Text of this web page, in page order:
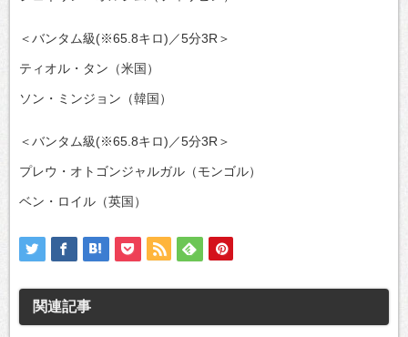
＜バンタム級(※65.8キロ)／5分3R＞
ティオル・タン（米国）
ソン・ミンジョン（韓国）
＜バンタム級(※65.8キロ)／5分3R＞
プレウ・オトゴンジャルガル（モンゴル）
ベン・ロイル（英国）
関連記事